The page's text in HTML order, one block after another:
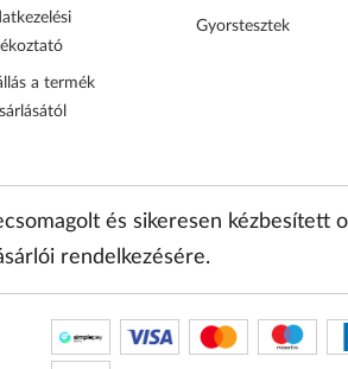
a termék
Gyorstesztek
és sikeresen kézbesített
rendelkezésére.